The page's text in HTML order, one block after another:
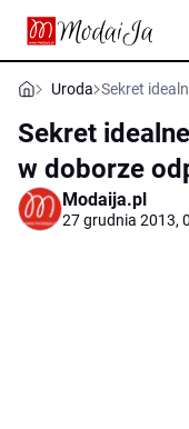
Uroda Sekret
Sekret
w doborze
Modaija.pl
27 grudnia 2013,